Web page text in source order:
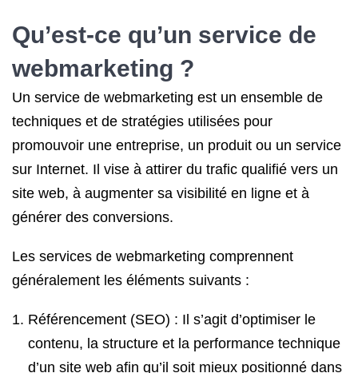
Qu’est-ce qu’un service de
webmarketing ?
Un service de webmarketing est un ensemble de
techniques et de stratégies utilisées pour
promouvoir une entreprise, un produit ou un service
sur Internet. Il vise à attirer du trafic qualifié vers un
site web, à augmenter sa visibilité en ligne et à
générer des conversions.
Les services de webmarketing comprennent
généralement les éléments suivants :
Référencement (SEO) : Il s’agit d’optimiser le
contenu, la structure et la performance technique
d’un site web afin qu’il soit mieux positionné dans